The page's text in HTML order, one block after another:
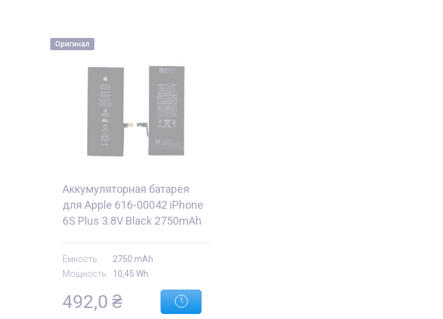
Оригинал
Аккумуляторная батарея
для Apple 616-00042 iPhone
6S Plus 3.8V Black 2750mAh
Емкость
2750 mAh
Мощность
10,45 Wh
492,0 ₴